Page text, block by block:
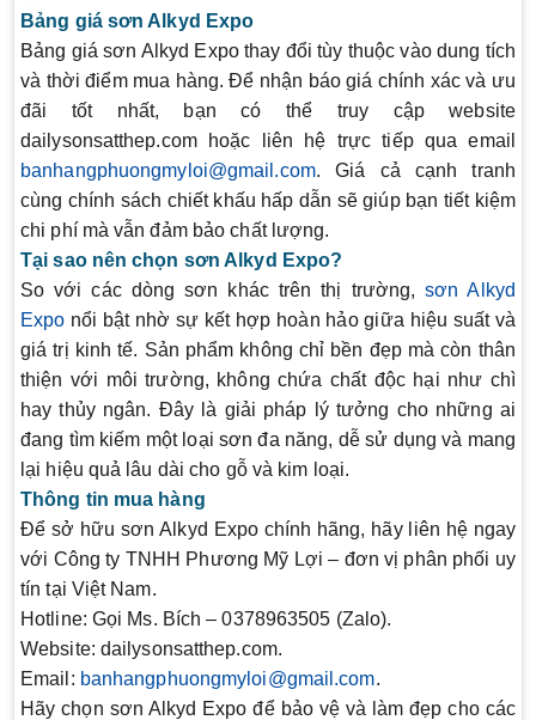
Bảng giá sơn Alkyd Expo
Bảng giá sơn Alkyd Expothay đổi tùy thuộc vào dung tích
và thời điểm mua hàng. Để nhận báo giá chính xác và ưu
đãi tốt nhất, bạn có thể truy cập website
dailysonsatthep.comhoặc liên hệ trực tiếp qua email
banhangphuongmyloi@gmail.com. Giá cả cạnh tranh
cùng chính sách chiết khấu hấp dẫn sẽ giúp bạn tiết kiệm
chi phí mà vẫn đảm bảo chất lượng.
Tại sao nên chọn sơn Alkyd Expo?
So với các dòng sơn khác trên thị trường,sơn Alkyd
Expo nổi bật nhờ sự kết hợp hoàn hảo giữa hiệu suất và
giá trị kinh tế. Sản phẩm không chỉ bền đẹp mà còn thân
thiện với môi trường, không chứa chất độc hại như chì
hay thủy ngân. Đây là giải pháp lý tưởng cho những ai
đang tìm kiếm một loại sơn đa năng, dễ sử dụng và mang
lại hiệu quả lâu dài cho gỗ và kim loại.
Thông tin mua hàng
Để sở hữusơn Alkyd Expochính hãng, hãy liên hệ ngay
với Công ty TNHH Phương Mỹ Lợi – đơn vị phân phối uy
tín tại Việt Nam.
Hotline: Gọi Ms. Bích – 0378963505 (Zalo).
Website: dailysonsatthep.com.
Email : banhangphuongmyloi@gmail.com.
Hãy chọn sơn Alkyd Expo để bảo vệ và làm đẹp cho các